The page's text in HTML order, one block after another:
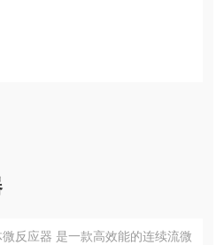
反应器 是一款高效能的连续流微